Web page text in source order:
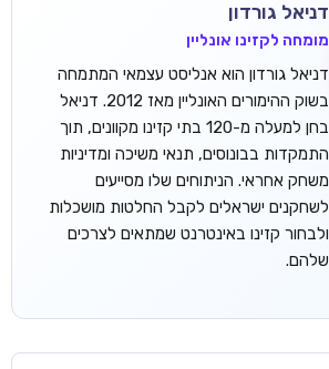
דניאל גורדון
מומחה לקזינו אונליין
דניאל גורדון הוא אנליסט עצמאי המתמחה
בשוק ההימורים האונליין מאז 2012. דניאל
בחן למעלה מ-120 בתי קזינו מקוונים, תוך
התמקדות בבונוסים, תנאי משיכה ומדיניות
משחק אחראי. הניתוחים שלו מסייעים
לשחקנים ישראלים לקבל החלטות מושכלות
ולבחור קזינו באינטרנט שמתאים לצרכים
שלהם.